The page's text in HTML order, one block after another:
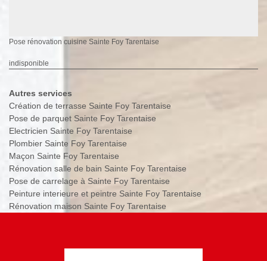
Pose rénovation cuisine Sainte Foy Tarentaise
indisponible
Autres services
Création de terrasse Sainte Foy Tarentaise
Pose de parquet Sainte Foy Tarentaise
Electricien Sainte Foy Tarentaise
Plombier Sainte Foy Tarentaise
Maçon Sainte Foy Tarentaise
Rénovation salle de bain Sainte Foy Tarentaise
Pose de carrelage à Sainte Foy Tarentaise
Peinture interieure et peintre Sainte Foy Tarentaise
Rénovation maison Sainte Foy Tarentaise